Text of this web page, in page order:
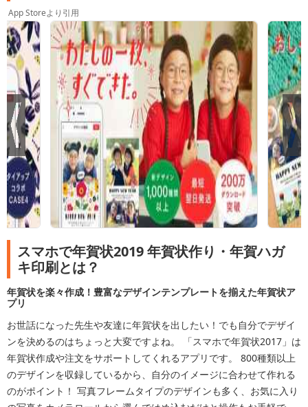
App Storeより引用
スマホで年賀状2019 年賀状作り・年賀ハガ
キ印刷とは？
年賀状を楽々作成！豊富なデザインテンプレートを揃えた年賀状ア
プリ
お世話になった先生や友達に年賀状を出したい！でも自分でデザイ
ンを決めるのはちょっと大変ですよね。 「スマホで年賀状2017」は
年賀状作成や注文をサポートしてくれるアプリです。 800種類以上
のデザインを収録しているから、自分のイメージに合わせて作れる
のがポイント！ 写真フレームタイプのデザインも多く、お気に入り